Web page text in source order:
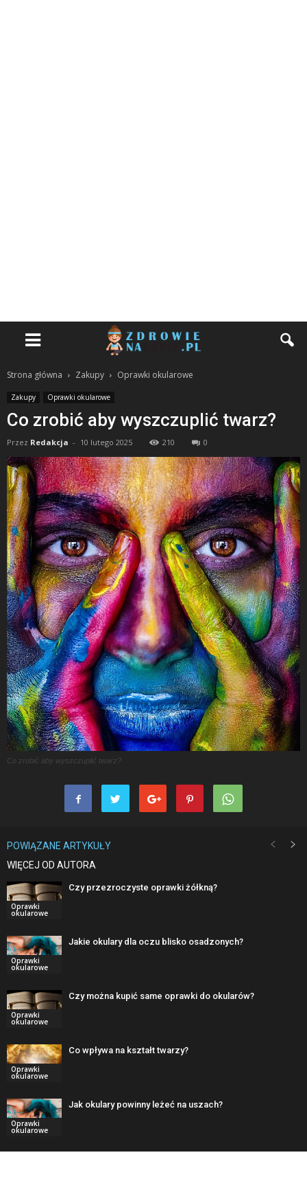
Strona główna Zakupy Oprawki okularowe
Zakupy Oprawki okularowe
Co zrobić aby wyszczuplić twarz?
Przez Redakcja - 10 lutego 2025 210 0
Co zrobić aby wyszczuplić twarz?
POWIĄZANE ARTYKUŁY
WIĘCEJ OD AUTORA
Oprawki
okularowe
Czy przezroczyste oprawki żółkną?
Oprawki
okularowe
Jakie okulary dla oczu blisko osadzonych?
Oprawki
okularowe
Czy można kupić same oprawki do okularów?
Oprawki
okularowe
Co wpływa na kształt twarzy?
Oprawki
okularowe
Jak okulary powinny leżeć na uszach?